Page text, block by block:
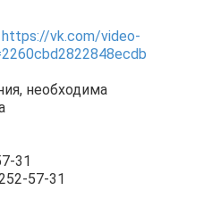
https://vk.com/video-
необходима
31
57-31